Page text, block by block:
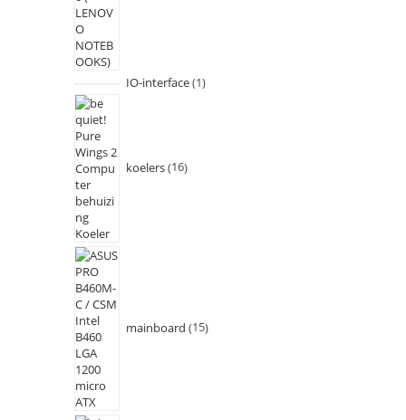
IO-interface 1
koelers 16
mainboard 15